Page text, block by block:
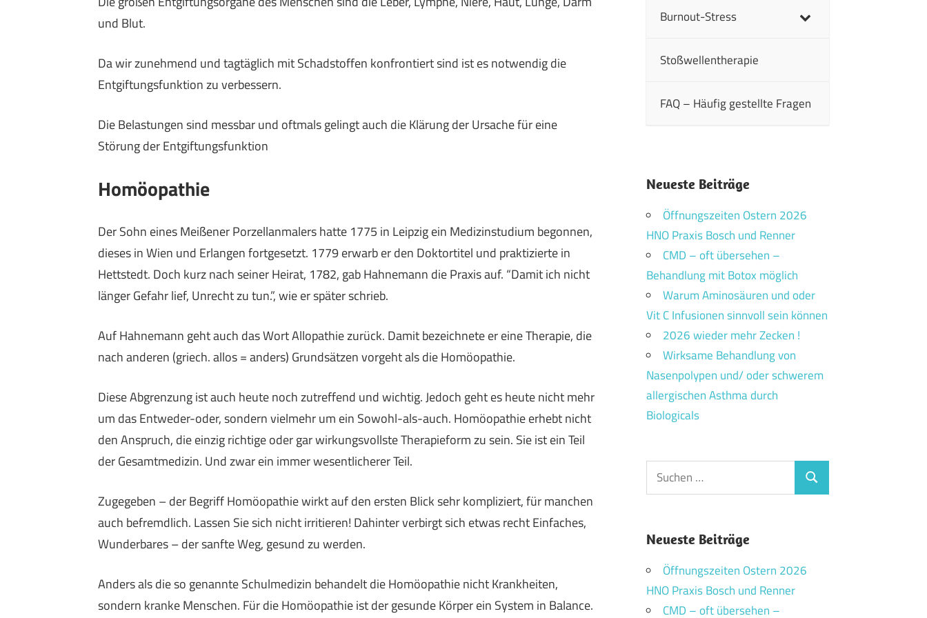
und Blut.
Da wir zunehmend und tagtäglich mit Schadstoffen konfrontiert sind ist es notwendig die
Entgiftungsfunktion zu verbessern.
Die Belastungen sind messbar und oftmals gelingt auch die Klärung der Ursache für eine
Störung der Entgiftungsfunktion
Homöopathie
Der Sohn eines Meißener Porzellanmalers hatte 1775 in Leipzig ein Medizinstudium begonnen,
dieses in Wien und Erlangen fortgesetzt. 1779 erwarb er den Doktortitel und praktizierte in
Hettstedt. Doch kurz nach seiner Heirat, 1782, gab Hahnemann die Praxis auf. “Damit ich nicht
länger Gefahr lief, Unrecht zu tun.”, wie er später schrieb.
Auf Hahnemann geht auch das Wort Allopathie zurück. Damit bezeichnete er eine Therapie, die
nach anderen (griech. allos = anders) Grundsätzen vorgeht als die Homöopathie.
Diese Abgrenzung ist auch heute noch zutreffend und wichtig. Jedoch geht es heute nicht mehr
um das Entweder-oder, sondern vielmehr um ein Sowohl-als-auch. Homöopathie erhebt nicht
den Anspruch, die einzig richtige oder gar wirkungsvollste Therapieform zu sein. Sie ist ein Teil
der Gesamtmedizin. Und zwar ein immer wesentlicherer Teil.
Zugegeben – der Begriff Homöopathie wirkt auf den ersten Blick sehr kompliziert, für manchen
auch befremdlich. Lassen Sie sich nicht irritieren! Dahinter verbirgt sich etwas recht Einfaches,
Wunderbares – der sanfte Weg, gesund zu werden.
Anders als die so genannte Schulmedizin behandelt die Homöopathie nicht Krankheiten,
sondern kranke Menschen. Für die Homöopathie ist der gesunde Körper ein System in Balance.
Burnout-Stress
Stoßwellentherapie
FAQ – Häufig gestellte Fragen
Neueste Beiträge
Öffnungszeiten Ostern 2026
HNO Praxis Bosch und Renner
CMD – oft übersehen –
Behandlung mit Botox möglich
Warum Aminosäuren und oder
Vit C Infusionen sinnvoll sein können
2026 wieder mehr Zecken !
Wirksame Behandlung von
Nasenpolypen und/ oder schwerem
allergischen Asthma durch
Biologicals
Suchen
nach:
Suchen
Neueste Beiträge
Öffnungszeiten Ostern 2026
HNO Praxis Bosch und Renner
CMD – oft übersehen –